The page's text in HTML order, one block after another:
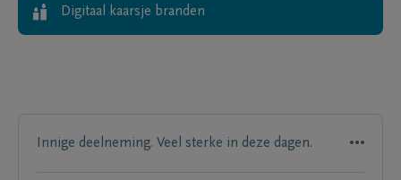
Digitaal kaarsje branden
Innige deelneming. Veel sterke in deze dagen.